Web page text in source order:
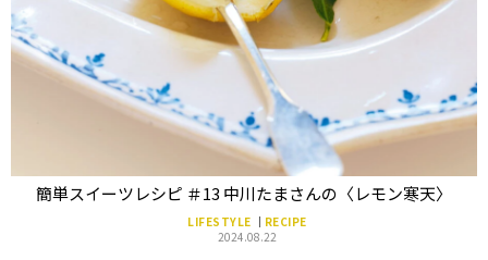
簡単スイーツレシピ ＃13 中川たまさんの〈レモン寒天〉
LIFESTYLE
RECIPE
2024.08.22